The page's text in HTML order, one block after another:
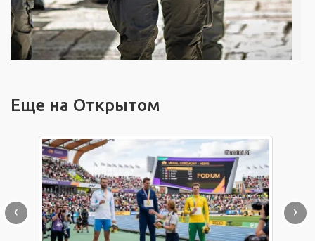
Еще на Открытом
‹ ›